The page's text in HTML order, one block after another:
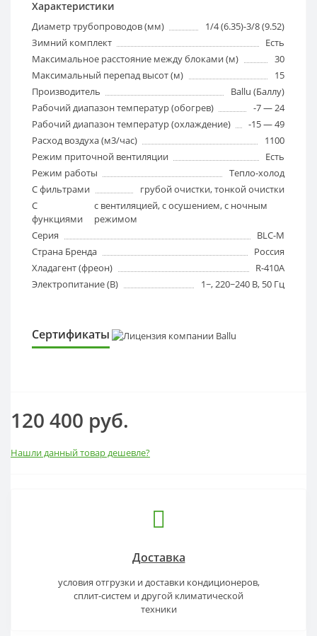
Характеристики
Диаметр трубопроводов (мм)
1/4 (6.35)-3/8 (9.52)
Зимний комплект
Есть
Максимальное расстояние между блоками (м)
30
Максимальный перепад высот (м)
15
Производитель
Ballu (Баллу)
Рабочий диапазон температур (обогрев)
-7 — 24
Рабочий диапазон температур (охлаждение)
-15 — 49
Расход воздуха (м3/час)
1100
Режим приточной вентиляции
Есть
Режим работы
Тепло-холод
С фильтрами
грубой очистки, тонкой очистки
С
функциями
с вентиляцией, с осушением, с ночным
режимом
Серия
BLC-M
Страна Бренда
Россия
Хладагент (фреон)
R-410A
Электропитание (В)
1~, 220~240 В, 50 Гц
Сертификаты
120 400 руб.
Нашли данный товар дешевле?
Доставка
условия отгрузки и доставки кондиционеров,
сплит-систем и другой климатической
техники